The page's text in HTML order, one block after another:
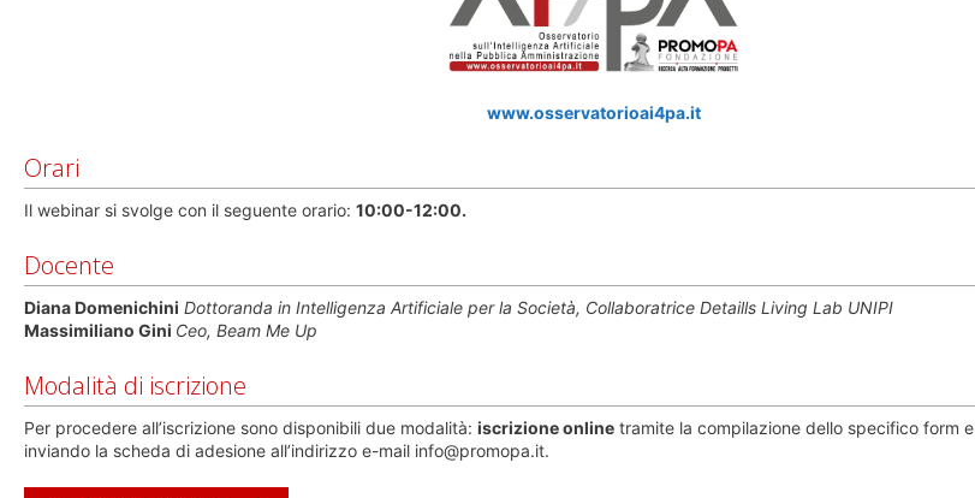
www.osservatorioai4pa.it
Orari
Il webinar si svolge con il seguente orario: 10:00-12:00.
Docente
Diana Domenichini Dottoranda in Intelligenza Artificiale per la Società, Collaboratrice Detaills Living Lab UNIPI
Massimiliano Gini Ceo, Beam Me Up
Modalità di iscrizione
Per procedere all’iscrizione sono disponibili due modalità: iscrizione online tramite la compilazione dello specifico form e
inviando la scheda di adesione all’indirizzo e-mail info@promopa.it.